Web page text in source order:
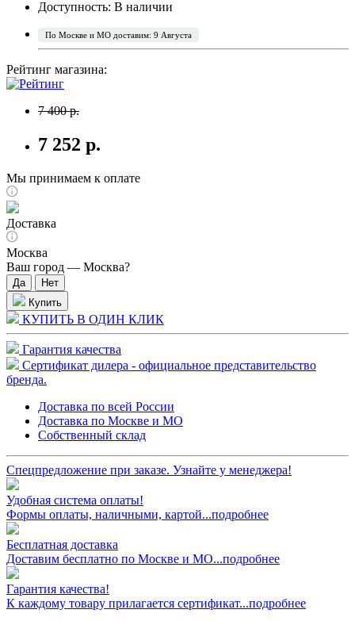
Доступность: В наличии
По Москве и МО доставим: 9 Августа
Рейтинг магазина:
7 400 р.
7 252 р.
Мы принимаем к оплате
Доставка
Москва
Ваш город — Москва?
Купить
КУПИТЬ В ОДИН КЛИК
Гарантия качества
Сертификат дилера - официальное представительство
бренда.
Доставка по всей России
Доставка по Москве и МО
Собственный склад
Спецпредложение при заказе. Узнайте у менеджера!
Удобная система оплаты!
Формы оплаты, наличными, картой...подробнее
Бесплатная доставка
Доставим бесплатно по Москве и МО...подробнее
Гарантия качества!
К каждому товару прилагается сертификат...подробнее